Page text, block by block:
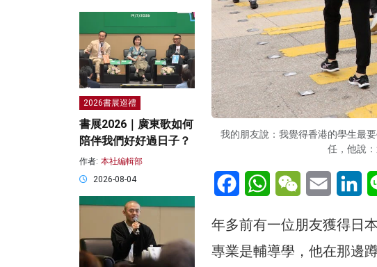
我的朋友說：我覺得香港的學生最
任，他說
FacebookWhatsAppWeChatEmail
年多前有一位朋友獲得日
專業是輔導學，他在那邊
2026書展巡禮
書展2026｜廣東歌如何
陪伴我們好好過日子？
作者: 本社編輯部
2026-08-04